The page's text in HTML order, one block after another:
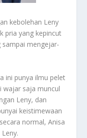
kebolehan Leny
pria yang kepincut
sampai mengejar-
ini punya ilmu pelet
wajar saja muncul
Leny, dan
keistimewaan
normal, Anisa